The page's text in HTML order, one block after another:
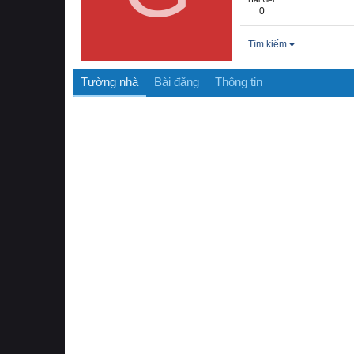
0
Tìm kiếm
Tường nhà Bài đăng Thông tin